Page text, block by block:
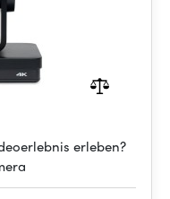
erleben?